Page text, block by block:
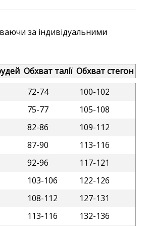
за індивідуальними
Обхват талії Обхват стегон
72-74
100-102
75-77
105-108
82-86
109-112
87-90
113-116
92-96
117-121
103-106
122-126
108-112
127-131
113-116
132-136